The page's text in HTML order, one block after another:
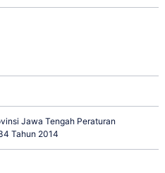
Jawa Tengah Peraturan
Tahun 2014